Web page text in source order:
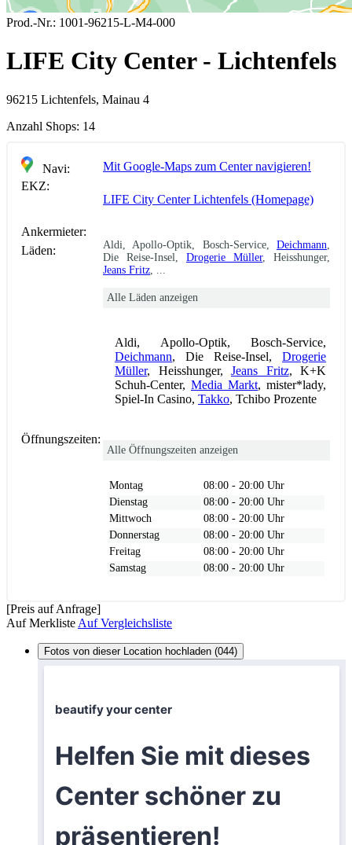
Prod.-Nr.: 1001-96215-L-M4-000
LIFE City Center - Lichtenfels
96215 Lichtenfels, Mainau 4
Anzahl Shops: 14
Navi:
Mit Google-Maps zum Center navigieren!
EKZ:
LIFE City Center Lichtenfels (Homepage)
Ankermieter:
Läden:
Aldi, Apollo-Optik, Bosch-Service, Deichmann
Die Reise-Insel, Drogerie Müller, Heisshunger,
Jeans Fritz
Alle Läden anzeigen
Aldi, Apollo-Optik, Bosch-Service,
Deichmann, Die Reise-Insel, Drogerie
Müller, Heisshunger, Jeans Fritz, K+K
Schuh-Center, Media Markt, mister*lady,
Spiel-In Casino, Takko, Tchibo Prozente
Öffnungszeiten:
Alle Öffnungszeiten anzeigen
Montag
08:00 - 20:00 Uhr
Dienstag
08:00 - 20:00 Uhr
Mittwoch
08:00 - 20:00 Uhr
Donnerstag
08:00 - 20:00 Uhr
Freitag
08:00 - 20:00 Uhr
Samstag
08:00 - 20:00 Uhr
[Preis auf Anfrage]
Auf Merkliste Auf Vergleichsliste
Fotos von dieser Location hochladen (044)